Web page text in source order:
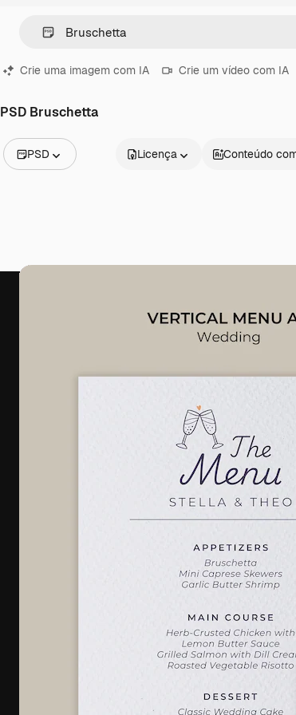
Crie uma imagem com IA Crie um vídeo com IA
PSD Bruschetta
PSD
Vídeos
Licença Conteúdo
assinantes entre criativos, empresas,
agências e estúdios.
2026Freepik Company S.L.U.